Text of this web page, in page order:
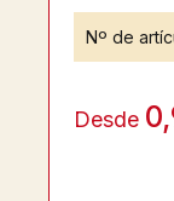
Nº de
Desde